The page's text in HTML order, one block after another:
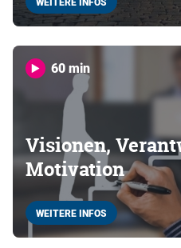
60 min
Visionen,
Motivation
WEITERE INFOS